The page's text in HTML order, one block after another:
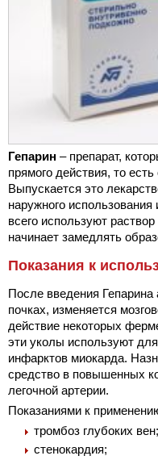
Гепарин – препарат,
прямого действия, то
Выпускается это
наружного
всего используют
начинает замедлять
Показания к
После введения Гепарина
почках, изменяется
действие некоторых
эти уколы используют
инфарктов миокарда.
средство в повышенных
легочной артерии.
Показаниями к
тромбоз глубоких вен;
стенокардия;